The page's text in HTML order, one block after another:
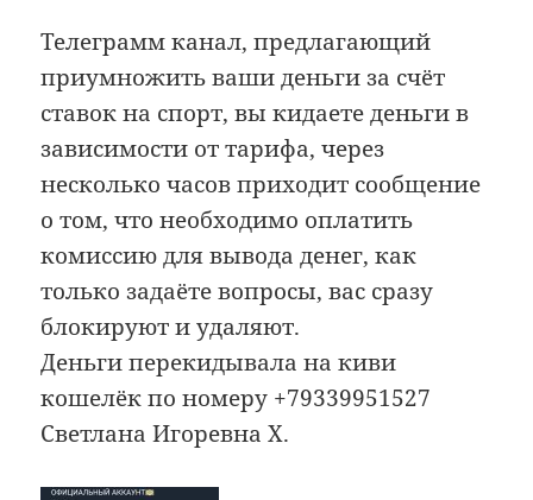
Телеграмм канал, предлагающий
приумножить ваши деньги за счёт
ставок на спорт, вы кидаете деньги в
зависимости от тарифа, через
несколько часов приходит сообщение
о том, что необходимо оплатить
комиссию для вывода денег, как
только задаёте вопросы, вас сразу
блокируют и удаляют.
Деньги перекидывала на киви
кошелёк по номеру +79339951527
Светлана Игоревна Х.